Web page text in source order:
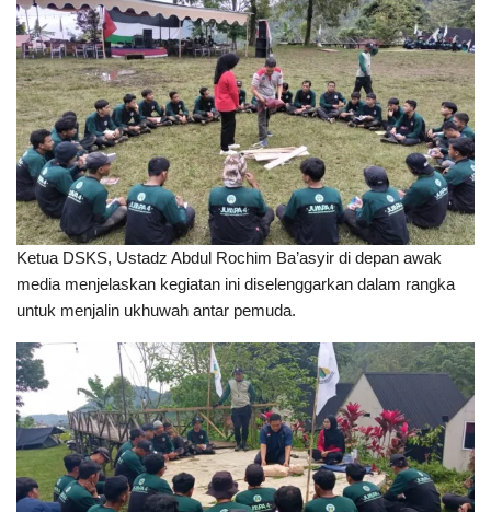
Ketua DSKS, Ustadz Abdul Rochim Ba’asyir di depan awak
media menjelaskan kegiatan ini diselenggarkan dalam rangka
untuk menjalin ukhuwah antar pemuda.